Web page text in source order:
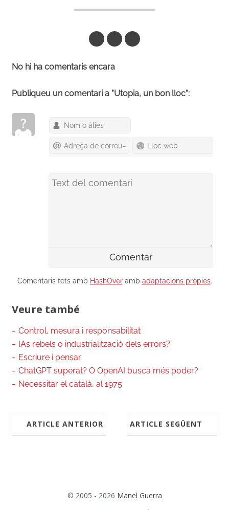
No hi ha comentaris encara
Publiqueu un comentari a "Utopia, un bon lloc":
Comentaris fets amb HashOveramb adaptacions pròpies.
Veure també
Control, mesura i responsabilitat
IAs rebels o industrialització dels errors?
Escriure i pensar
ChatGPT superat? O OpenAI busca més poder?
Necessitar el català, al 1975
ARTICLE ANTERIOR ARTICLE SEGÜENT
© 2005 - 2026 Manel Guerra